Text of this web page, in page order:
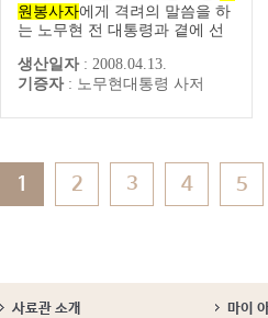
원봉사자에게 격려의 말씀을 하
는 노무현 전 대통령과 곁에 선
생산일자 : 2008.04.13.
기증자 : 노무현대통령 사저
1 2 3 4 5
사료관 소개 마이